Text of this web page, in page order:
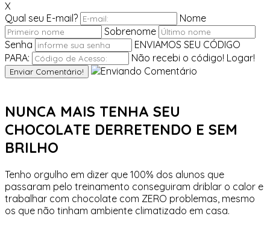
X
Qual seu E-mail?
Nome
Sobrenome
Senha
ENVIAMOS SEU CÓDIGO
PARA:
Não recebi o código! Logar!
Enviar Comentário!
NUNCA MAIS TENHA SEU
CHOCOLATE DERRETENDO E SEM
BRILHO
Tenho orgulho em dizer que 100% dos alunos que
passaram pelo treinamento conseguiram driblar o calor e
trabalhar com chocolate com ZERO problemas, mesmo
os que não tinham ambiente climatizado em casa.